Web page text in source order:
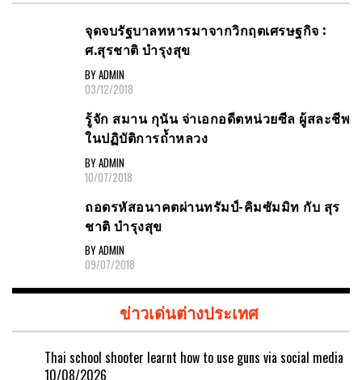
VIDEO
จุดจบรัฐบาลทหารมาจากวิกฤตเศรษฐกิจ :
ศ.สุรชาติ บำรุงสุข
BY ADMIN
03/12/2018
รู้จัก สมาน กุนัน จ่าเอกอดีตหน่วยซีล ผู้สละชีพ
ในปฏิบัติการถ้ำหลวง
BY ADMIN
10/07/2018
ถอดรหัสอนาคตผ่านทรัมป์-คิมซัมมิท กับ สุร
ชาติ บำรุงสุข
BY ADMIN
09/07/2018
ข่าวเด่นต่างประเทศ